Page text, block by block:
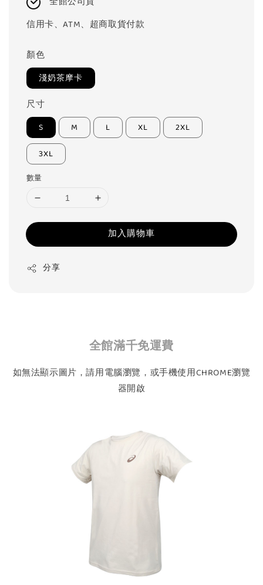
信用卡、ATM、超商取貨付款
顏色
淺奶茶摩卡
尺寸
S M L XL 2XL
3XL
數量
加入購物車
分享
全館滿千免運費
如無法顯示圖片，請用電腦瀏覽，或手機使用CHROME瀏覽
器開啟